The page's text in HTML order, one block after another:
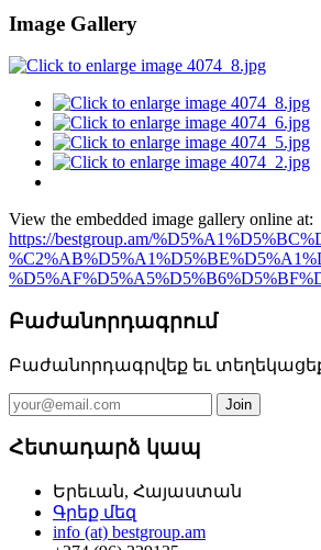
Image Gallery
View the embedded image gallery online at:
https://bestgroup.am/
Բաժանորդագրում
Բաժանորդագրվեք եւ տեղեկացեք
Հետադարձ կապ
Երեւան, Հայաստան
Գրեք մեզ
info (at) bestgroup.am